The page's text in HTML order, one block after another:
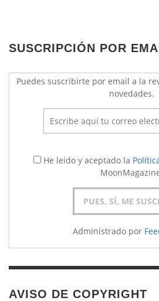
SUSCRIPCIÓN POR
Puedes suscribirte por email a la
novedades.
He leído y aceptado la
Administrado por
AVISO DE COPYRIGHT